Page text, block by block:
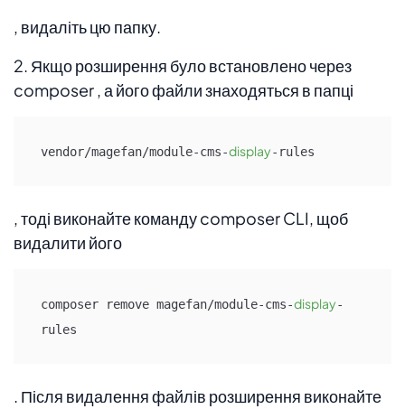
, видаліть цю папку.
2. Якщо розширення було встановлено через
composer , а його файли знаходяться в папці
vendor/magefan/module-cms-display-rules
, тоді виконайте команду composer CLI, щоб
видалити його
composer remove magefan/module-cms-display-
rules
. Після видалення файлів розширення виконайте